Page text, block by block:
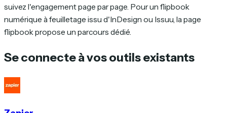
suivez l'engagement page par page. Pour un flipbook
numérique à feuilletage issu d'InDesign ou Issuu, la page
flipbook propose un parcours dédié.
Se connecte à vos outils existants